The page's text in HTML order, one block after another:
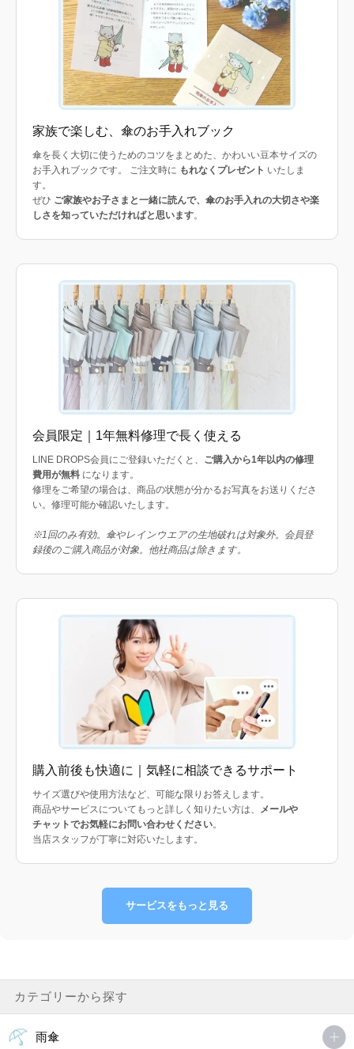
家族で楽しむ、傘のお手入れブック
傘を長く大切に使うためのコツをまとめた、かわいい豆本サイズの
お手入れブックです。 ご注文時に もれなくプレゼント いたしま
す。
ぜひ ご家族やお子さまと一緒に読んで、傘のお手入れの大切さや楽
しさを知っていただければと思います。
会員限定｜1年無料修理で長く使える
LINE DROPS会員にご登録いただくと、 ご購入から1年以内の修理
費用が無料 になります。
修理をご希望の場合は、商品の状態が分かるお写真をお送りくださ
い。修理可能か確認いたします。
※1回のみ有効。傘やレインウエアの生地破れは対象外。会員登
録後のご購入商品が対象。他社商品は除きます。
購入前後も快適に｜気軽に相談できるサポート
サイズ選びや使用方法など、可能な限りお答えします。
商品やサービスについてもっと詳しく知りたい方は、
メールや
チャットでお気軽にお問い合わせください。
当店スタッフが丁寧に対応いたします。
サービスをもっと見る
カテゴリーから探す
雨傘